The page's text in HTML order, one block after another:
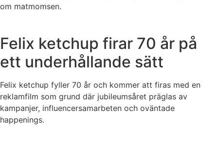
om matmomsen.
Felix ketchup firar 70 år på
ett underhållande sätt
Felix ketchup fyller 70 år och kommer att firas med en
reklamfilm som grund där jubileumsåret präglas av
kampanjer, influencersamarbeten och oväntade
happenings.